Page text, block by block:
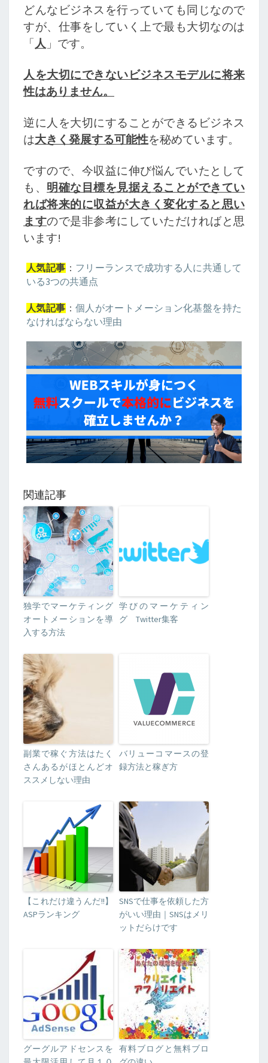
どんなビジネスを行っていても同じなので
すが、仕事をしていく上で最も大切なのは
「人 」です。
人を大切にできないビジネスモデルに将来
性はありません。
逆に人を大切にすることができるビジネス
は大きく発展する可能性を秘めています。
ですので、今収益に伸び悩んでいたとして
も、 明確な目標を見据えることができてい
れば将来的に収益が大きく変化すると思い
ますので是非参考にしていただければと思
います!
人気記事 ： フリーランスで成功する人に共通して
いる3つの共通点
人気記事 ： 個人がオートメーション化基盤を持た
なければならない理由
関連記事
独学でマーケティング
オートメーションを導
入する方法
学びのマーケティン
グ Twitter集客
副業で稼ぐ方法はたく
さんあるがほとんどオ
ススメしない理由
バリューコマースの登
録方法と稼ぎ方
【これだけ違うんだ!!】
ASPランキング
SNSで仕事を依頼した方
がいい理由｜SNSはメリ
ットだらけです
グーグルアドセンスを
有料ブログと無料ブロ